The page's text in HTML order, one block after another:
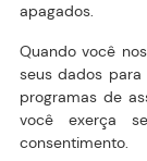
apagados.
Quando você
seus dados para
programas de
você exerça
consentimento.